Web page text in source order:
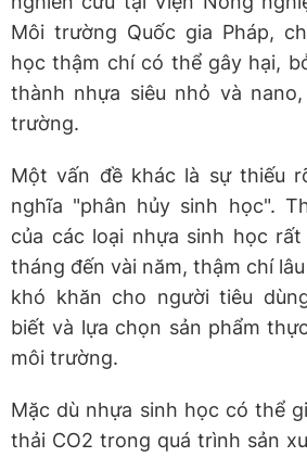
Môi trường Quốc gia Pháp,
học thậm chí có thể gây hại,
thành nhựa siêu nhỏ và
trường.
Một vấn đề khác là sự thiếu
nghĩa "phân hủy sinh học".
của các loại nhựa sinh học
tháng đến vài năm, thậm chí
khó khăn cho người tiêu
biết và lựa chọn sản phẩm
môi trường.
Mặc dù nhựa sinh học có thể
thải CO2 trong quá trình sản